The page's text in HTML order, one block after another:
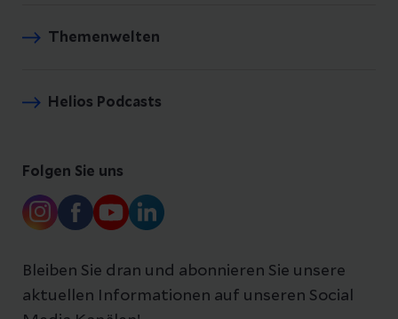
Themenwelten
Helios Podcasts
Folgen Sie uns
Bleiben Sie dran und abonnieren Sie unsere
aktuellen Informationen auf unseren Social